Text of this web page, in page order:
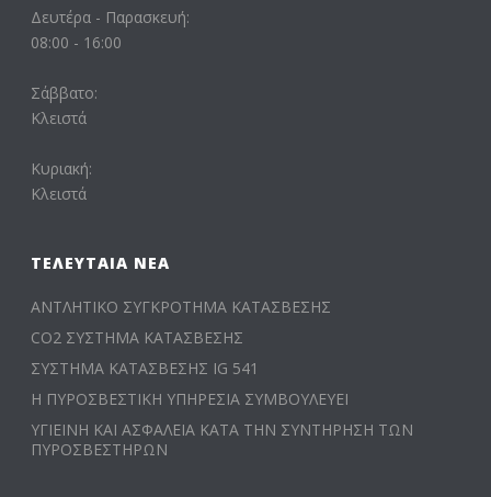
Δευτέρα - Παρασκευή:
08:00 - 16:00
Σάββατο:
Κλειστά
Κυριακή:
Κλειστά
ΤΕΛΕΥΤΑΊΑ ΝΈΑ
ΑΝΤΛΗΤΙΚΟ ΣΥΓΚΡΟΤΗΜΑ ΚΑΤΑΣΒΕΣΗΣ
CO2 ΣΥΣΤΗΜΑ ΚΑΤΑΣΒΕΣΗΣ
ΣΥΣΤΗΜΑ ΚΑΤΑΣΒΕΣΗΣ IG 541
Η ΠΥΡΟΣΒΕΣΤΙΚΗ ΥΠΗΡΕΣΙΑ ΣΥΜΒΟΥΛΕΥΕΙ
ΥΓΙΕΙΝΗ ΚΑΙ ΑΣΦΑΛΕΙΑ ΚΑΤΑ ΤΗΝ ΣΥΝΤΗΡΗΣΗ ΤΩΝ
ΠΥΡΟΣΒΕΣΤΗΡΩΝ